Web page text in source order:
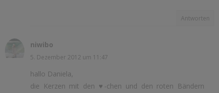
Antworten
niwibo
5. Dezember 2012 um 11:47
hallo Daniela,
die Kerzen mit den ♥-chen und den roten Bändern